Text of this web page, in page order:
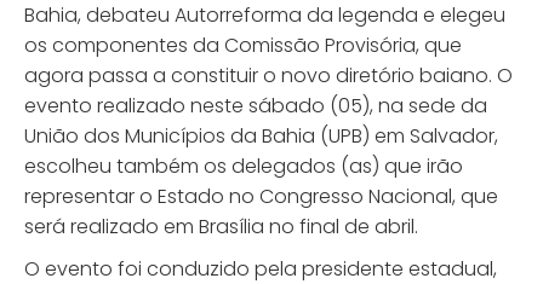
Bahia, debateu Autorreforma da legenda e elegeu
os componentes da Comissão Provisória, que
agora passa a constituir o novo diretório baiano. O
evento realizado neste sábado (05), na sede da
União dos Municípios da Bahia (UPB) em Salvador,
escolheu também os delegados (as) que irão
representar o Estado no Congresso Nacional, que
será realizado em Brasília no final de abril.
O evento foi conduzido pela presidente estadual,